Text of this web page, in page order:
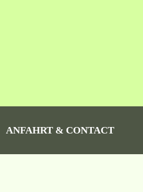
ANFAHRT & CONTACT